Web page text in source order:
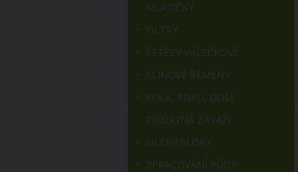
MLÁTIČKY
FILTRY
ŘETĚZY VÁLEČKOVÉ
KLÍNOVÉ ŘEMENY
KOLA, PNEU, DUŠE
PŘÍDAVNÁ ZÁVAŽÍ
SILENTBLOKY
ZPRACOVÁNÍ PŮDY